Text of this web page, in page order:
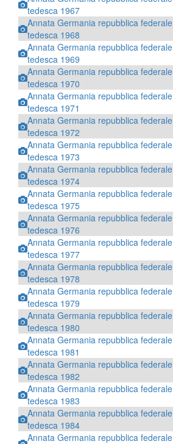
tedesca 1967
Annata Germania repubblica federale
tedesca 1968
Annata Germania repubblica federale
tedesca 1969
Annata Germania repubblica federale
tedesca 1970
Annata Germania repubblica federale
tedesca 1971
Annata Germania repubblica federale
tedesca 1972
Annata Germania repubblica federale
tedesca 1973
Annata Germania repubblica federale
tedesca 1974
Annata Germania repubblica federale
tedesca 1975
Annata Germania repubblica federale
tedesca 1976
Annata Germania repubblica federale
tedesca 1977
Annata Germania repubblica federale
tedesca 1978
Annata Germania repubblica federale
tedesca 1979
Annata Germania repubblica federale
tedesca 1980
Annata Germania repubblica federale
tedesca 1981
Annata Germania repubblica federale
tedesca 1982
Annata Germania repubblica federale
tedesca 1983
Annata Germania repubblica federale
tedesca 1984
Annata Germania repubblica federale